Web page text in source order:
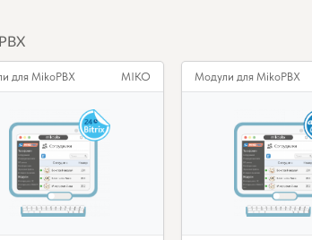
для MikoPBX MIKO Модули для MikoPBX